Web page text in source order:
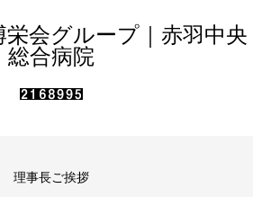
栄会グループ｜赤羽中央
総合病院
理事長ご挨拶